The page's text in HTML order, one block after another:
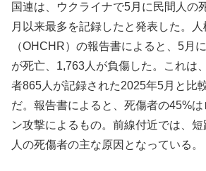
国連は、ウクライナで5月に民間人の
月以来最多を記録したと発表した。
（OHCHR）の報告書によると、5月
が死亡、1,763人が負傷した。これは
者865人が記録された2025年5月と比
だ。報告書によると、死傷者の45%
ン攻撃によるもの。前線付近では、
人の死傷者の主な原因となっている。